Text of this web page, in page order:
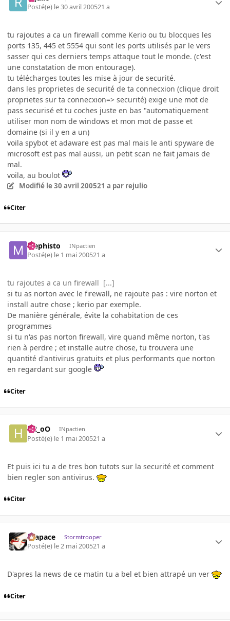
Posté(e) le 30 avril 200521 a
tu rajoutes a ca un firewall comme Kerio ou tu blocques les
ports 135, 445 et 5554 qui sont les ports utilisés par le vers
sasser qui ces derniers temps attaque tout le monde. (c'est
une constatation de mon entourage).
tu télécharges toutes les mise à jour de securité.
dans les proprietes de securité de ta connecxion (clique droit
proprietes sur ta connecxion=> securité) exige une mot de
pass securisé et tu coches juste en bas "automatiquement
utiliser mon nom de windows et mon mot de passe et
domaine (si il y en a un)
voila spybot et adaware est pas mal mais le anti spyware de
microsoft est pas mal aussi, un petit scan ne fait jamais de
mal.
voila, au boulot
Modifié le 30 avril 200521 a par rejulio
Citer
Mephisto INpactien
Posté(e) le 1 mai 200521 a
tu rajoutes a ca un firewall [...]
si tu as norton avec le firewall, ne rajoute pas : vire norton et
install autre chose ; kerio par exemple.
De manière générale, évite la cohabitation de ces
programmes
si tu n'as pas norton firewall, vire quand même norton, t'as
rien à perdre ; et installe autre chose, tu trouvera une
quantité d'antivirus gratuits et plus performants que norton
en regardant sur google
Citer
H2_oO INpactien
Posté(e) le 1 mai 200521 a
Et puis ici tu a de tres bon tutots sur la securité et comment
bien regler son antivirus.
Citer
Krapace Stormtrooper
Posté(e) le 2 mai 200521 a
D'apres la news de ce matin tu a bel et bien attrapé un ver
Citer